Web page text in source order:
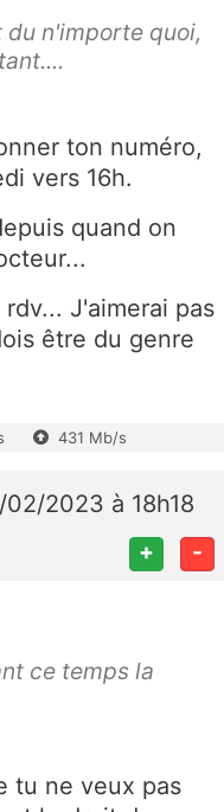
n'importe quoi,
ton numéro,
vers 16h.
quand on
J'aimerai pas
être du genre
431 Mb/s
2023 à 18h18
+ -
ce temps la
tu ne veux pas